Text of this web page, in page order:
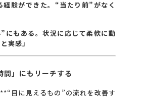
経験ができた。“当たり前”がなく
”にもある。状況に応じて柔軟に動
実感」
間」にもリーチする
目に見えるもの”の流れを改善す